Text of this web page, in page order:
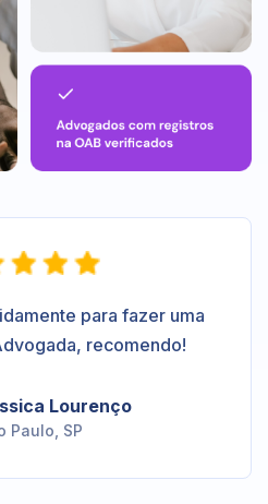
para fazer uma
recomendo!
Lourenço
Paulo, SP